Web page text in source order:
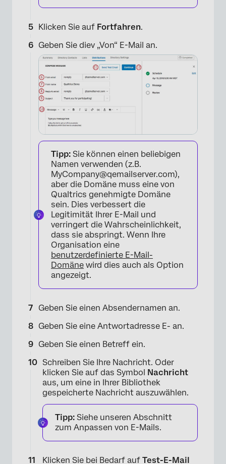
×
Klicken Sie auf Fortfahren.
Geben Sie diev „Von“ E-Mail an.
Tipp: Sie können einen beliebigen
Namen verwenden (z.B.
MyCompany@qemailserver.com),
aber die Domäne muss eine von
Qualtrics genehmigte Domäne
sein. Dies verbessert die
Legitimität Ihrer E-Mail und
verringert die Wahrscheinlichkeit,
dass sie abspringt. Wenn Ihre
Organisation eine
benutzerdefinierte E-Mail-
Domäne wird dies auch als Option
angezeigt.
Geben Sie einen Absendernamen an.
Geben Sie eine Antwortadresse E- an.
Geben Sie einen Betreff ein.
Schreiben Sie Ihre Nachricht. Oder
klicken Sie auf das Symbol
Nachricht
aus, um eine in Ihrer Bibliothek
gespeicherte Nachricht auszuwählen.
Tipp: Siehe unseren Abschnitt
zum Anpassen von E-Mails.
Klicken Sie bei Bedarf auf Test-E-Mail